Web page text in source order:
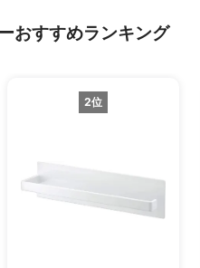
おすすめランキング
2位